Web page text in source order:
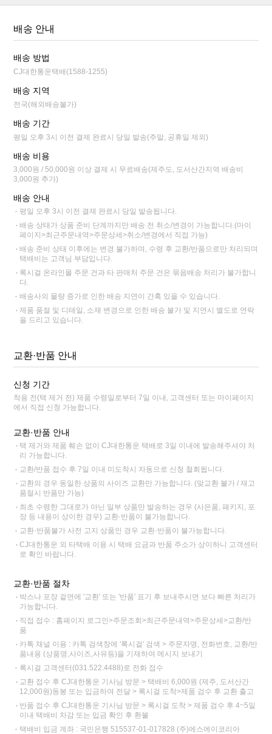
배송 안내
배송 방법
CJ대한통운택배(1588-1255)
배송 지역
전국(해외배송불가)
배송 기간
평일 오후 3시 이전 결제 완료시 당일 발송(주말, 공휴일 제외)
배송 비용
3,000원 / 50,000원 이상 결제 시 무료배송(제주도, 도서산간지역 배송비
3,000원 추가)
배송 안내
평일 오후 3시 이전 결제 완료시 당일 발송됩니다.
배송 상태가 상품 준비 단계까지만 배송 전 취소/변경이 가능합니다.(마이
페이지>최근주문내역>주문상세>취소/변경에서 직접 가능)
배송 준비 상태 이후에는 변경 불가하며, 수령 후 교환/반품으로만 처리되며
택배비는 고객님 부담입니다.
록시걸 온라인몰 주문 건과 타 판매처 주문 건은 묶음배송 처리가 불가합니
다.
배송사의 물량 증가로 인한 배송 지연이 간혹 있을 수 있습니다.
제품 품절 및 디테일, 소재 변경으로 인한 배송 불가 및 지연시 별도로 연락
을 드리고 있습니다.
교환·반품 안내
신청 기간
착용 전(택 제거 전) 제품 수령일로부터 7일 이내, 고객센터 또는 마이페이지
에서 직접 신청 가능합니다.
교환·반품 안내
택 제거와 제품 훼손 없이 CJ대한통운 택배로 3일 이내에 발송해주셔야 처
리 가능합니다.
교환/반품 접수 후 7일 이내 미도착시 자동으로 신청 철회됩니다.
교환의 경우 동일한 상품의 사이즈 교환만 가능합니다. (맞교환 불가 / 재고
품절시 반품만 가능)
최초 수령한 그대로가 아닌 일부 상품만 발송하는 경우 (사은품, 패키지, 포
장 등 내용이 상이한 경우) 교환·반품이 불가능합니다.
교환·반품불가 사전 고지 상품인 경우 교환·반품이 불가능합니다.
CJ대한통운 외 타택배 이용 시 택배 요금과 반품 주소가 상이하니 고객센터
로 확인 바랍니다.
교환·반품 절차
박스나 포장 겉면에 '교환' 또는 '반품' 표기 후 보내주시면 보다 빠른 처리가
가능합니다.
직접 접수 : 홈페이지 로그인>주문조회>최근주문내역>주문상세>교환/반
품
카톡 채널 이용 : 카톡 검색창에 '록시걸' 검색 > 주문자명, 전화번호, 교환/반
품내용 (상품명,사이즈,사유등)을 기재하여 메시지 보내기
록시걸 고객센터(031.522.4488)로 전화 접수
교환 접수 후 CJ대한통운 기사님 방문 > 택배비 6,000원 (제주, 도서산간
12,000원)동봉 또는 입금하여 전달 > 록시걸 도착>제품 검수 후 교환 출고
반품 접수 후 CJ대한통운 기사님 방문 > 록시걸 도착 > 제품 검수 후 4~5일
이내 택배비 차감 또는 입금 확인 후 환불
택배비 입금 계좌 : 국민은행 515537-01-017828 (주)에스에이코리아